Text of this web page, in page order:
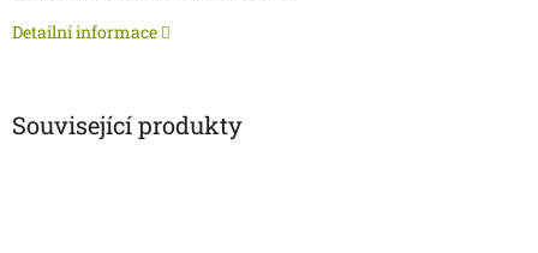
Detailní informace
Související produkty